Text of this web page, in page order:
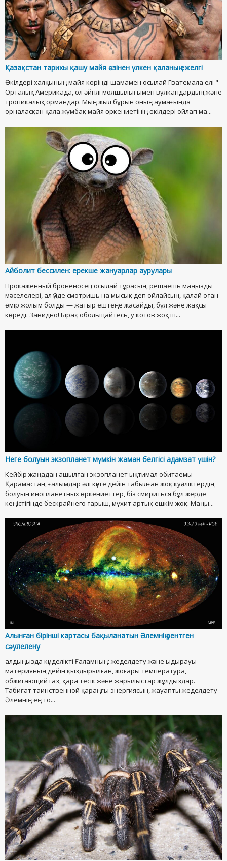
Қазақстан тарихы қашу майя өзінен үлкен қаланың ежелгі
Өкілдері халқының майя көрінді шамамен осылай Гватемала елі "
Орталық Америкада, ол әйгілі молшылығымен вулкандардың және
тропикалық ормандар. Мың жыл бұрын оның аумағында
орналасқан қала жұмбақ майя өркениетінің өкілдері ойлап ма...
Айболит бессилен: ерекше жануарлар аурулары
Прокаженный броненосец осылай тұрасың, решаешь маңызды
мәселелері, ал үйде смотришь на мысық деп ойлайсың, қалай оған
өмір жолым болды — жатыр ештеңе жасайды, бұл және жақсы
көреді. Завидно! Бірақ обольщайтесь, у котов жоқ ш...
Неге болуын экзопланет мүмкін жаман белгісі адамзат үшін?
Кейбір жаңадан ашылған экзопланет ықтимал обитаемы
Қарамастан, ғалымдар әлі күнге дейін табылған жоқ куәліктердің
болуын инопланетных өркениеттер, біз смириться бұл жерде
кеңістігінде бескрайнего ғарыш, мұхит артық ешкім жоқ. Маңы...
Алынған бірінші картасы бақыланатын Әлемнің рентген
сәулелену
алдыңызда күнделікті Ғаламның: жеделдету және ыдырауы
материяның дейін қыздырылған, жоғары температура,
обжигающий газ, қара тесік және жарылыстар жұлдыздар.
Табиғат таинственной қараңғы энергиясын, жауапты жеделдету
Әлемнің ең то...